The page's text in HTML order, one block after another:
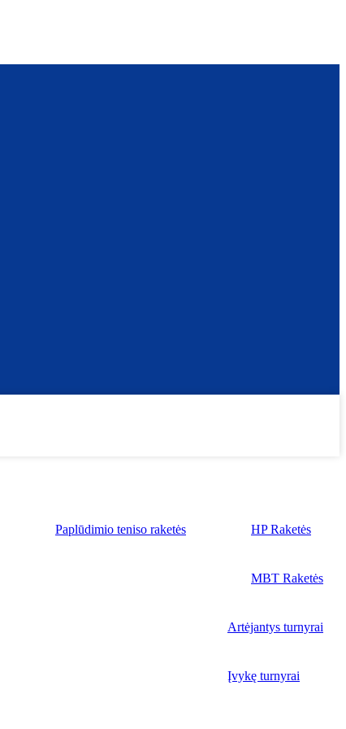
Paplūdimio teniso raketės HP Raketės
MBT Raketės
Artėjantys turnyrai
Įvykę turnyrai